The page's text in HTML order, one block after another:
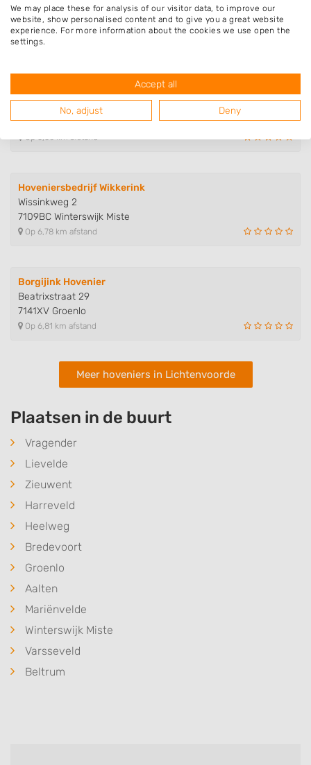
Winterswijkseweg 22
7141DN Groenlo
Op 6,55 km afstand
jordy elferink
Nijverheidsweg 8
7122AB Aalten
Hoveniersbedrijf Wikkerink
Wissinkweg 2
7109BC Winterswijk Miste
Op 6,78 km afstand
Borgijink Hovenier
Beatrixstraat 29
7141XV Groenlo
Op 6,81 km afstand
Meer hoveniers in Lichtenvoorde
Plaatsen in de buurt
Vragender
Lievelde
Zieuwent
Harreveld
Heelweg
Bredevoort
Groenlo
Aalten
Mariënvelde
Winterswijk Miste
Varsseveld
Beltrum
We may place these for analysis of our visitor data, to improve our
website, show personalised content and to give you a great website
experience. For more information about the cookies we use open the
settings.
Accept all
No, adjust Deny